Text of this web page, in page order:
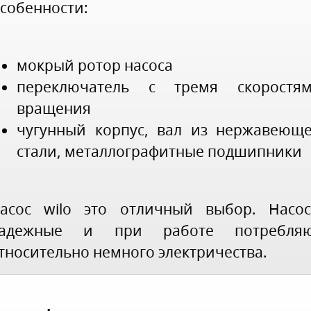
мокрый ротор насоса
переключатель с тремя
вращения
чугунный корпус, вал из
стали, металлографитные подшипники
wilo это отличный выбор.
и при работе
немного электричества.